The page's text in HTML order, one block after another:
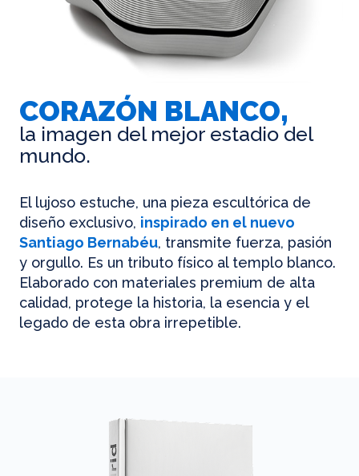
CORAZÓN BLANCO,
la imagen del mejor estadio del
mundo.
El lujoso estuche, una pieza escultórica de
diseño exclusivo, inspirado en el nuevo
Santiago Bernabéu, transmite fuerza, pasión
y orgullo. Es un tributo físico al templo blanco.
Elaborado con materiales premium de alta
calidad, protege la historia, la esencia y el
legado de esta obra irrepetible.